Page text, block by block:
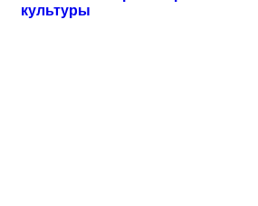
культуры